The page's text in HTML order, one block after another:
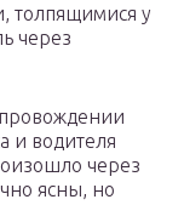
толпящимися у
через
и водителя
через
ясны, но